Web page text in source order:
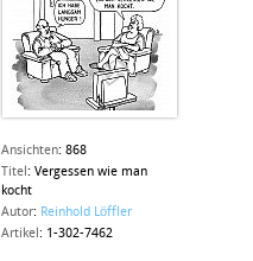
Ansichten: 868
Titel : Vergessen wie man
kocht
Autor: Reinhold Löffler
Artikel : 1-302-7462